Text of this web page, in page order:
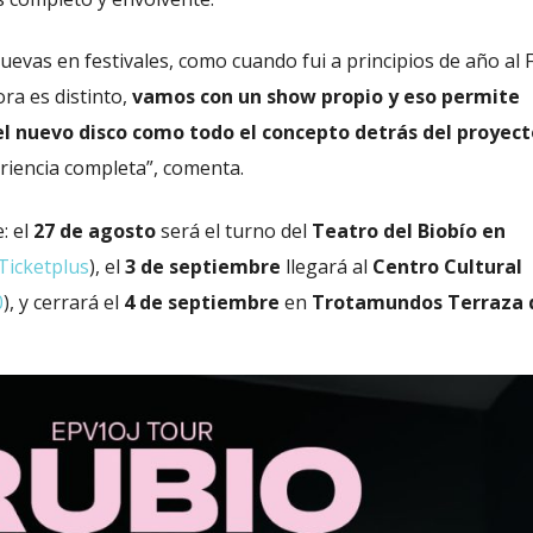
en festivales, como cuando fui a principios de año al
es distinto, vamos con un show propio y eso permite
disco como todo el concepto detrás del
completa”, comenta.
el 27 de agostoserá el turno del Teatro del Biobío en
), el 3 de septiembre llegará al Centro Cultural
), y cerrará el 4 de septiembre en Trotamundos Terraza